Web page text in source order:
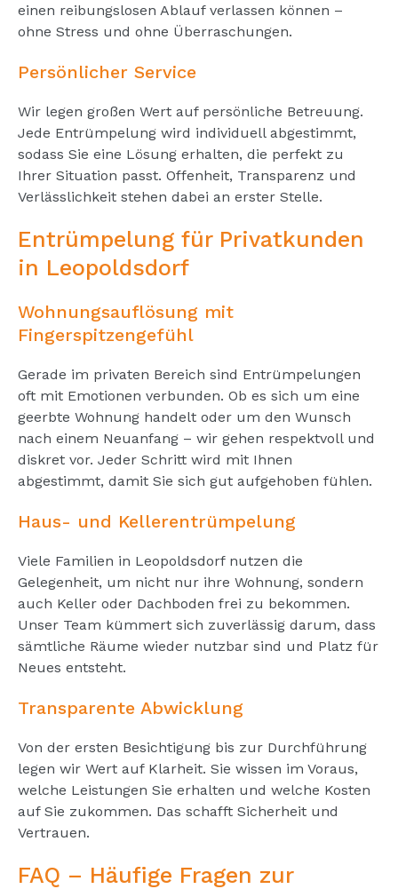
einen reibungslosen Ablauf verlassen können –
ohne Stress und ohne Überraschungen.
Persönlicher Service
Wir legen großen Wert auf persönliche Betreuung.
Jede Entrümpelung wird individuell abgestimmt,
sodass Sie eine Lösung erhalten, die perfekt zu
Ihrer Situation passt. Offenheit, Transparenz und
Verlässlichkeit stehen dabei an erster Stelle.
Entrümpelung für Privatkunden
in Leopoldsdorf
Wohnungsauflösung mit
Fingerspitzengefühl
Gerade im privaten Bereich sind Entrümpelungen
oft mit Emotionen verbunden. Ob es sich um eine
geerbte Wohnung handelt oder um den Wunsch
nach einem Neuanfang – wir gehen respektvoll und
diskret vor. Jeder Schritt wird mit Ihnen
abgestimmt, damit Sie sich gut aufgehoben fühlen.
Haus- und Kellerentrümpelung
Viele Familien in Leopoldsdorf nutzen die
Gelegenheit, um nicht nur ihre Wohnung, sondern
auch Keller oder Dachboden frei zu bekommen.
Unser Team kümmert sich zuverlässig darum, dass
sämtliche Räume wieder nutzbar sind und Platz für
Neues entsteht.
Transparente Abwicklung
Von der ersten Besichtigung bis zur Durchführung
legen wir Wert auf Klarheit. Sie wissen im Voraus,
welche Leistungen Sie erhalten und welche Kosten
auf Sie zukommen. Das schafft Sicherheit und
Vertrauen.
FAQ – Häufige Fragen zur